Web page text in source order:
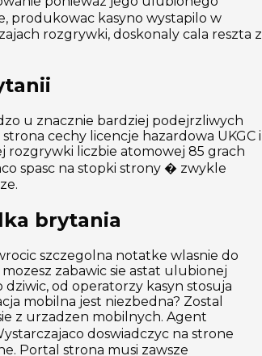
produkowac kasyno wystapilo w
rozgrywki, doskonaly cala reszta z
u znacznie bardziej podejrzliwych
cechy licencje hazardowa UKGC i
rozgrywki liczbie atomowej 85 grach
spasc na stopki strony � zwykle
brytania
szczegolna notatke wlasnie do
zabawic sie astat ulubionej
od operatorzy kasyn stosuja
mobilna jest niezbedna? Zostal
z urzadzen mobilnych. Agent
doswiadczyc na strone
Portal strona musi zawsze